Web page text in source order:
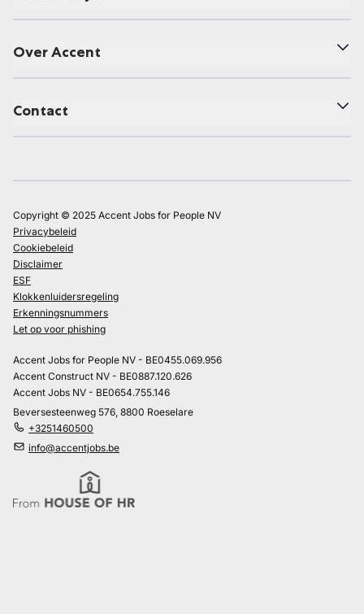
Over Accent
Contact
Copyright © 2025 Accent Jobs for People NV
Privacybeleid
Cookiebeleid
Disclaimer
ESF
Klokkenluidersregeling
Erkenningsnummers
Let op voor phishing
Accent Jobs for People NV - BE0455.069.956
Accent Construct NV - BE0887.120.626
Accent Jobs NV - BE0654.755.146
Beversesteenweg 576, 8800 Roeselare
+3251460500
info@accentjobs.be